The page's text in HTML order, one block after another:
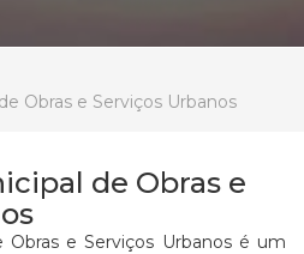
Obras e Serviços Urbanos
de Obras e
Obras e Serviços Urbanos é um